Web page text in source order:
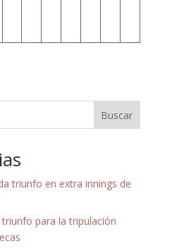
Buscar
triunfo en extra innings de
para la tripulación